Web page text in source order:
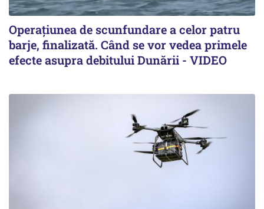
Operațiunea de scunfundare a celor patru
barje, finalizată. Când se vor vedea primele
efecte asupra debitului Dunării - VIDEO